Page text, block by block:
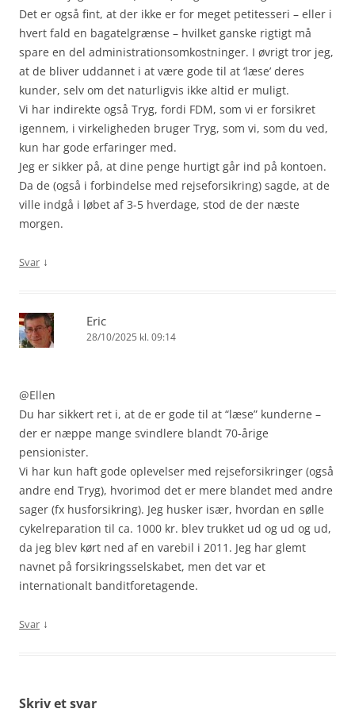
Det er også fint, at der ikke er for meget petitesseri – eller i
hvert fald en bagatelgrænse – hvilket ganske rigtigt må
spare en del administrationsomkostninger. I øvrigt tror jeg,
at de bliver uddannet i at være gode til at ‘læse’ deres
kunder, selv om det naturligvis ikke altid er muligt.
Vi har indirekte også Tryg, fordi FDM, som vi er forsikret
igennem, i virkeligheden bruger Tryg, som vi, som du ved,
kun har gode erfaringer med.
Jeg er sikker på, at dine penge hurtigt går ind på kontoen.
Da de (også i forbindelse med rejseforsikring) sagde, at de
ville indgå i løbet af 3-5 hverdage, stod de der næste
morgen.
Svar ↓
Eric
28/10/2025 kl. 09:14
@Ellen
Du har sikkert ret i, at de er gode til at “læse” kunderne –
der er næppe mange svindlere blandt 70-årige
pensionister.
Vi har kun haft gode oplevelser med rejseforsikringer (også
andre end Tryg), hvorimod det er mere blandet med andre
sager (fx husforsikring). Jeg husker især, hvordan en sølle
cykelreparation til ca. 1000 kr. blev trukket ud og ud og ud,
da jeg blev kørt ned af en varebil i 2011. Jeg har glemt
navnet på forsikringsselskabet, men det var et
internationalt banditforetagende.
Svar ↓
Skriv et svar